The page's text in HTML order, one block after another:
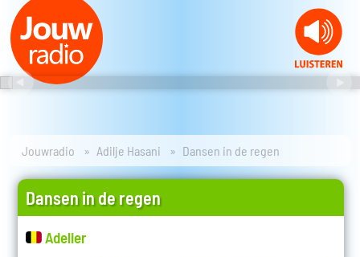
Jouwradio Adilje Hasani Dansen in de regen
Dansen in de regen
Adelier